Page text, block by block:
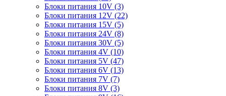
Блоки питания 10V (3)
Блоки питания 12V (22)
Блоки питания 15V (5)
Блоки питания 24V (8)
Блоки питания 30V (5)
Блоки питания 4V (10)
Блоки питания 5V (47)
Блоки питания 6V (13)
Блоки питания 7V (7)
Блоки питания 8V (3)